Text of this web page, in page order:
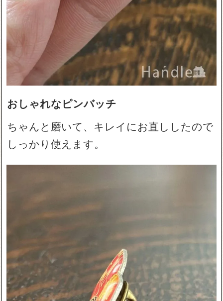
おしゃれなピンバッチ
ちゃんと磨いて、キレイにお直ししたので
しっかり使えます。